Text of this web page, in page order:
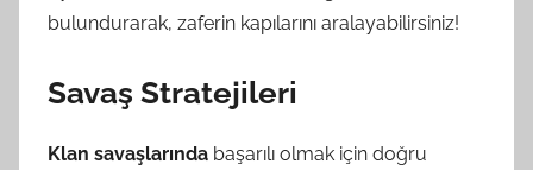
bulundurarak, zaferin kapılarını aralayabilirsiniz!
Savaş Stratejileri
Klan savaşlarında başarılı olmak için doğru